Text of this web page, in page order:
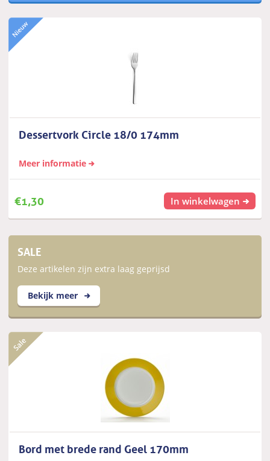
Dessertvork Circle 18/0 174mm
Meer informatie
€1,30 In winkelwagen
SALE
Deze artikelen zijn extra laag geprijsd
Bekijk meer
Bord met brede rand Geel 170mm